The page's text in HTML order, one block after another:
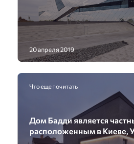
20 апреля 2019
Что еще почитать
Дом Бадди является
расположенным в Киеве,